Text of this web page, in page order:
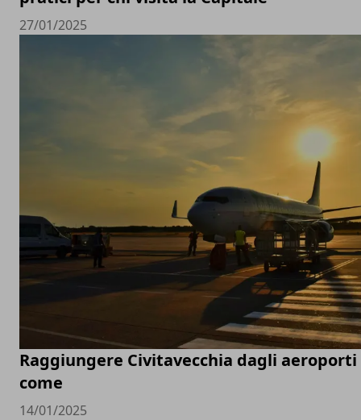
27/01/2025
Raggiungere Civitavecchia dagli aeroporti
come
14/01/2025